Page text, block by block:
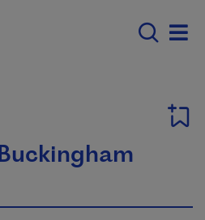
navigation -